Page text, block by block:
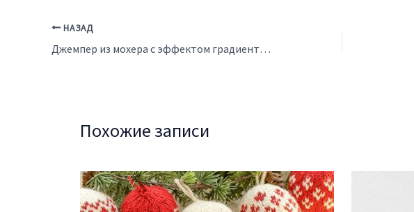
НАЗАД
Джемпер из мохера с эффектом градиента Falling Sand
Похожие записи